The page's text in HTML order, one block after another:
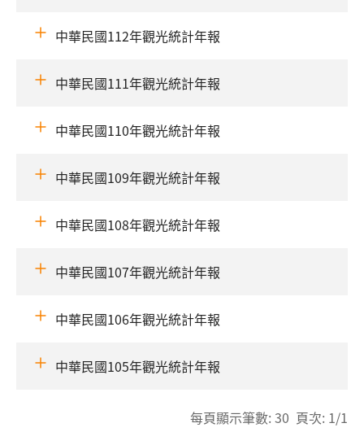
中華民國112年觀光統計年報
中華民國111年觀光統計年報
中華民國110年觀光統計年報
中華民國109年觀光統計年報
中華民國108年觀光統計年報
中華民國107年觀光統計年報
中華民國106年觀光統計年報
中華民國105年觀光統計年報
每頁顯示筆數: 30 頁次: 1/1